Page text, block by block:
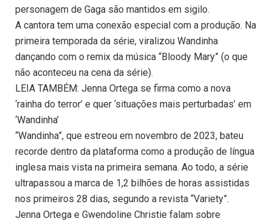
personagem de Gaga são mantidos em sigilo.
A cantora tem uma conexão especial com a produção. Na
primeira temporada da série, viralizou Wandinha
dançando com o remix da música “Bloody Mary” (o que
não aconteceu na cena da série).
LEIA TAMBÉM: Jenna Ortega se firma como a nova
‘rainha do terror’ e quer ‘situações mais perturbadas’ em
‘Wandinha’
“Wandinha”, que estreou em novembro de 2023, bateu
recorde dentro da plataforma como a produção de língua
inglesa mais vista na primeira semana. Ao todo, a série
ultrapassou a marca de 1,2 bilhões de horas assistidas
nos primeiros 28 dias, segundo a revista “Variety”.
Jenna Ortega e Gwendoline Christie falam sobre